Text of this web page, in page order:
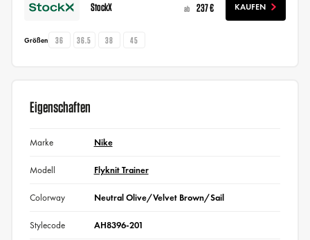
StockX ab 237 € KAUFEN
Größen 36 36.5 38 45
Eigenschaften
Marke Nike
Modell Flyknit Trainer
Colorway Neutral Olive/Velvet Brown/Sail
Stylecode AH8396-201